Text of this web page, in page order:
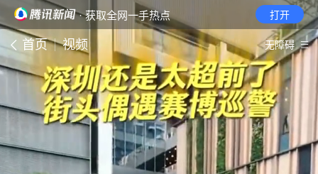
· 获取全网一手热点 打开
首页 视频 无障碍